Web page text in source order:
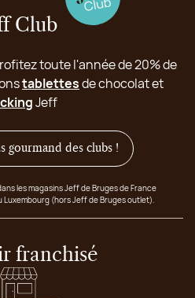
Club
toute l'année de 20% de
tablettesde chocolat et
Jeff
gourmand des clubs !
les magasins Jeff de Bruges de France
(hors Jeff de Bruges outlet).
franchisé